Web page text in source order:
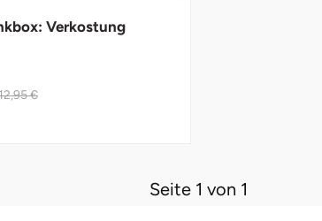
Verkostung
€
Seite 1 von 1